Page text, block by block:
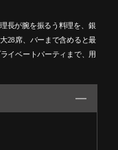
長が腕を振るう料理を、銀
28席、バーまで含めると最
イベートパーティまで、用